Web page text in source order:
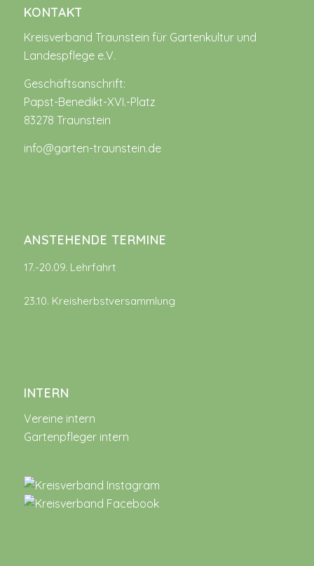
KONTAKT
Kreisverband Traunstein für Gartenkultur und
Landespflege e.V.
Geschäftsanschrift:
Papst-Benedikt-XVI.-Platz
83278 Traunstein
info@garten-traunstein.de
ANSTEHENDE TERMINE
17.-20.09. Lehrfahrt
23.10. Kreisherbstversammlung
INTERN
Vereine intern
Gartenpfleger intern